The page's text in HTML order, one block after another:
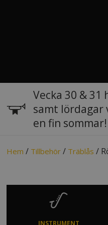
Vecka 30 &
samt lördagar
en fin sommar!
Hem / Tillbehör / Träblås /
INSTRUMENT